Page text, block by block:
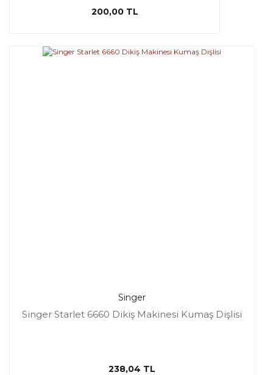
200,00 TL
Singer
Singer Starlet 6660 Dikiş Makinesi Kumaş Dişlisi
238,04 TL